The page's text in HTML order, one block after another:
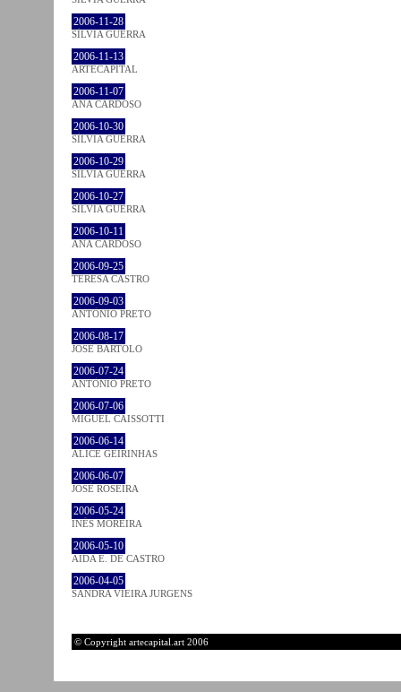
2006-11-28
SÍLVIA GUERRA
2006-11-13
ARTECAPITAL
2006-11-07
ANA CARDOSO
2006-10-30
SÍLVIA GUERRA
2006-10-29
SÍLVIA GUERRA
2006-10-27
SÍLVIA GUERRA
2006-10-11
ANA CARDOSO
2006-09-25
TERESA CASTRO
2006-09-03
ANTÓNIO PRETO
2006-08-17
JOSÉ BÁRTOLO
2006-07-24
ANTÓNIO PRETO
2006-07-06
MIGUEL CAISSOTTI
2006-06-14
ALICE GEIRINHAS
2006-06-07
JOSÉ ROSEIRA
2006-05-24
INÊS MOREIRA
2006-05-10
AIDA E. DE CASTRO
2006-04-05
SANDRA VIEIRA JURGENS
© Copyright artecapital.art 2006